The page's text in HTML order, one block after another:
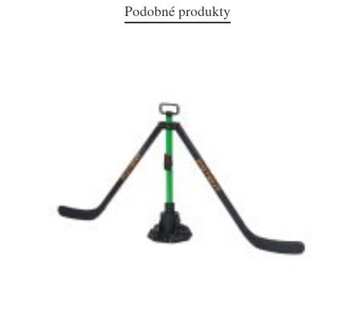
Podobné produkty